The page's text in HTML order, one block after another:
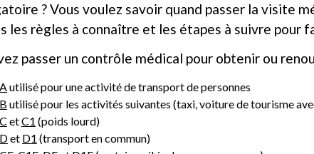
? Vous voulez savoir quand passer la visite
les règles à connaître et les étapes à suivre pour
passer un contrôle médical pour obtenir ou
utilisé pour une activité de transport de personnes
utilisé pour les activités suivantes (taxi, voiture de tourisme
etC1 (poids lourd)
et D1 (transport en commun)